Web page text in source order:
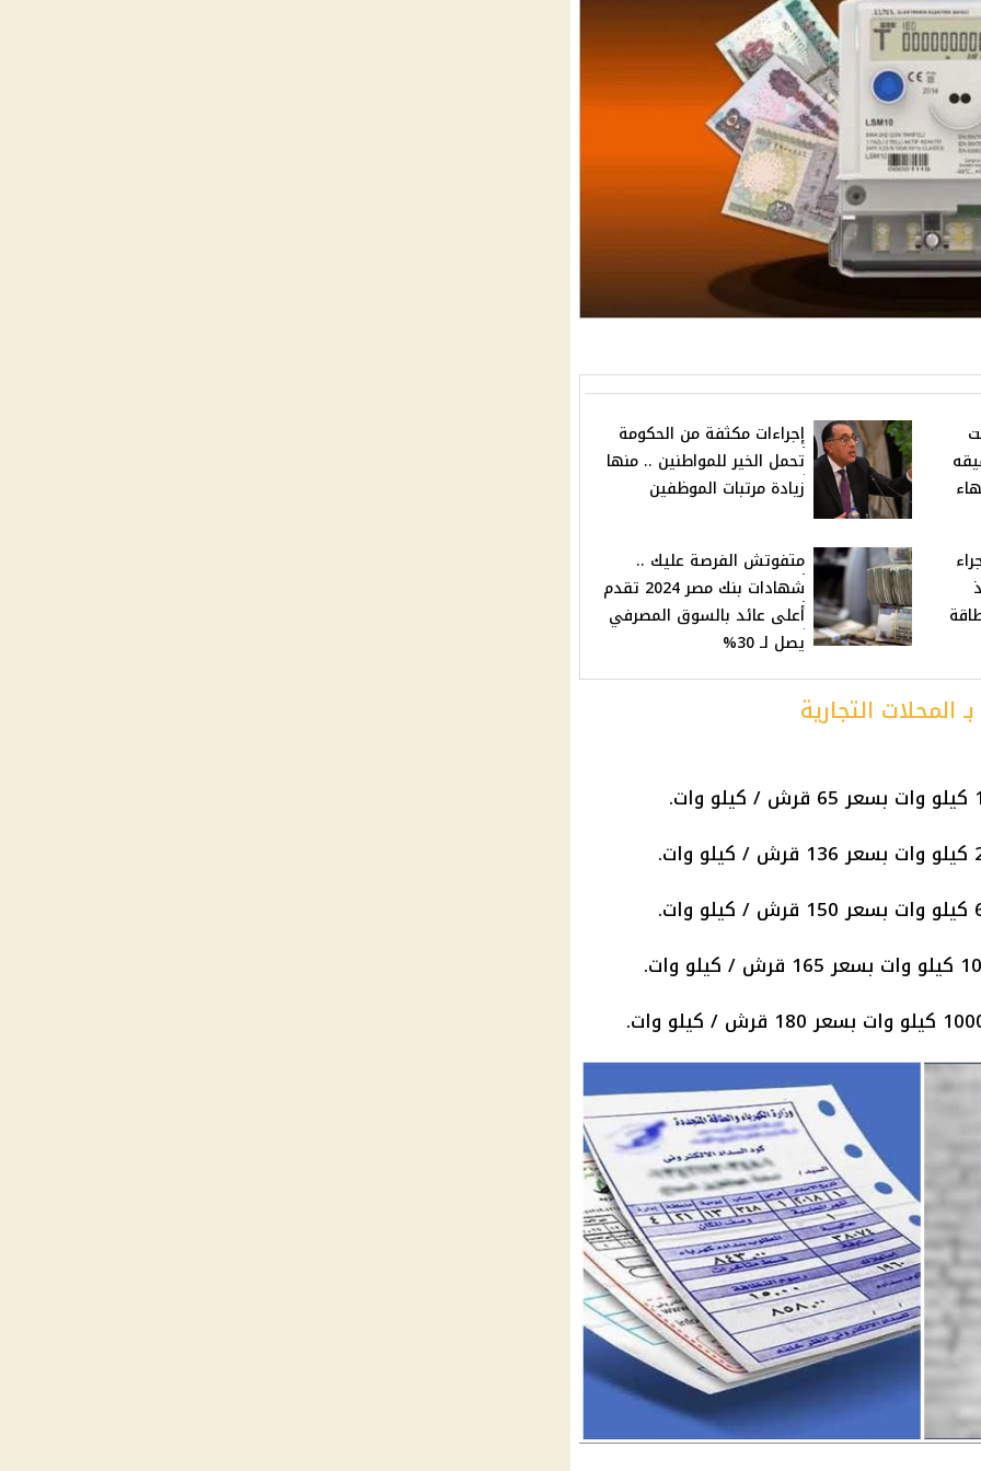
وحقيقه
إجراءات مكثفة من الحكومة
تحمل الخير للمواطنين .. منها
زيادة مرتبات الموظفين
متفوتش الفرصة عليك ..
شهادات بنك مصر 2024 تقدم
أعلى عائد بالسوق المصرفي
يصل لـ 30%
المحلات التجارية